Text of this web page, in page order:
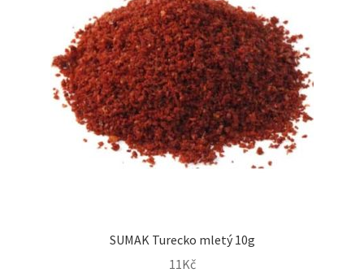
SUMAK Turecko mletý 10g
11Kč